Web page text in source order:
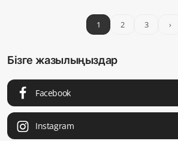
1 2 3 ›
Бізге жазылыңыздар
Facebook
Instagram